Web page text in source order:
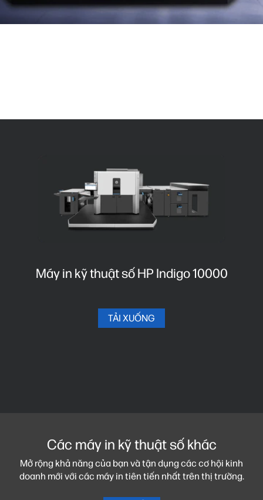
Máy in kỹ thuật số HP Indigo 10000
TẢI XUỐNG
Các máy in kỹ thuật số khác
Mở rộng khả năng của bạn và tận dụng các cơ hội kinh
doanh mới với các máy in tiên tiến nhất trên thị trường.